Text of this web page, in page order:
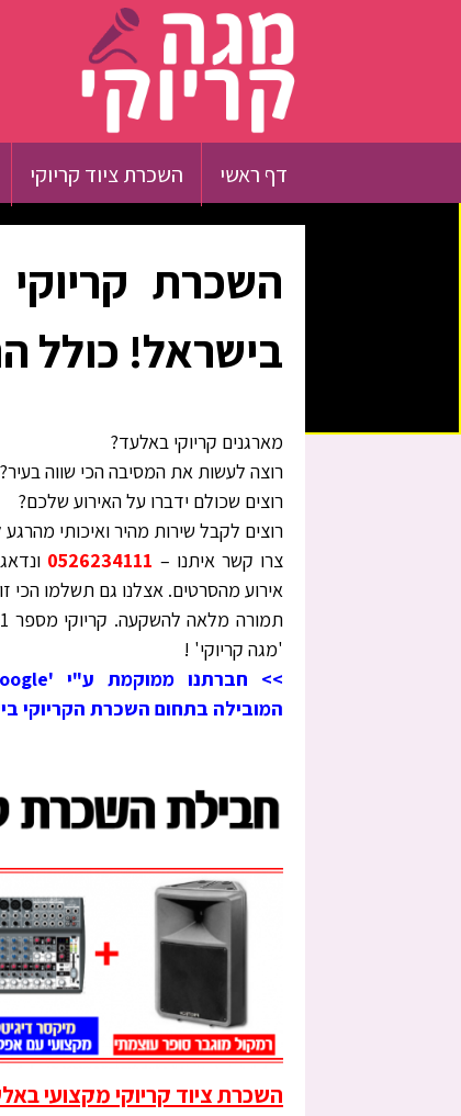
דף ראשי השכרת ציוד קריוקי
השכרת
בישראל! כולל
מארגנים קריוקי באלעד?
רוצה לעשות את המסיבה הכי שווה בעיר?
רוצים שכולם ידברו על האירוע שלכם?
רוצים לקבל שירות מהיר ואיכותי
צרו קשר איתנו – 0526234111
אירוע מהסרטים. אצלנו גם תשלמו הכי
'מגה קריוקי' !
המובילה בתחום השכרת הקריוקי
השכרת ציוד קריוקי מקצועי